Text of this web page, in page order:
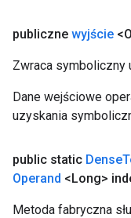
publiczne wyjście
Zwraca symboliczny
Dane wejściowe
uzyskania
public static Dense
Operand <Long>
Metoda fabryczna